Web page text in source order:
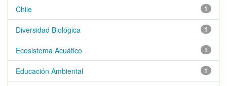
1
Chile
1
Diversidad Biológica
1
Ecosistema Acuático
1
Educación Ambiental